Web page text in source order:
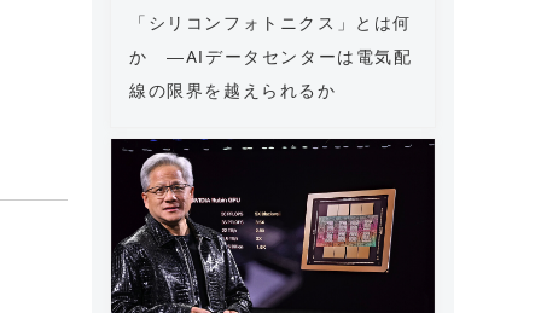
「シリコンフォトニクス」とは何
か ―AIデータセンターは電気配
線の限界を越えられるか